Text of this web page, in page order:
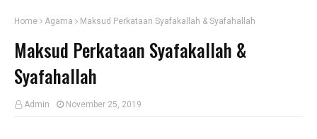
Home Agama Maksud Perkataan Syafakallah & Syafahallah
Maksud Perkataan Syafakallah &
Syafahallah
Admin November 25, 2019